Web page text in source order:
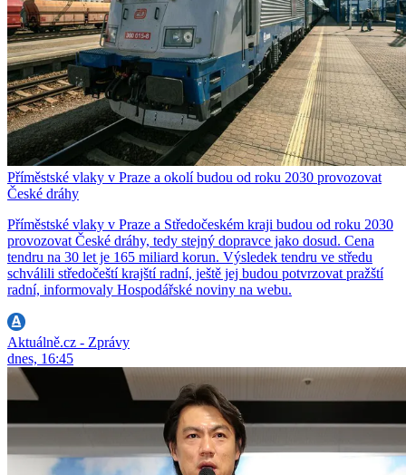
Příměstské vlaky v Praze a okolí budou od roku 2030 provozovat
České dráhy
Příměstské vlaky v Praze a Středočeském kraji budou od roku 2030
provozovat České dráhy, tedy stejný dopravce jako dosud. Cena
tendru na 30 let je 165 miliard korun. Výsledek tendru ve středu
schválili středočeští krajští radní, ještě jej budou potvrzovat pražští
radní, informovaly Hospodářské noviny na webu.
Aktuálně.cz - Zprávy
dnes, 16:45